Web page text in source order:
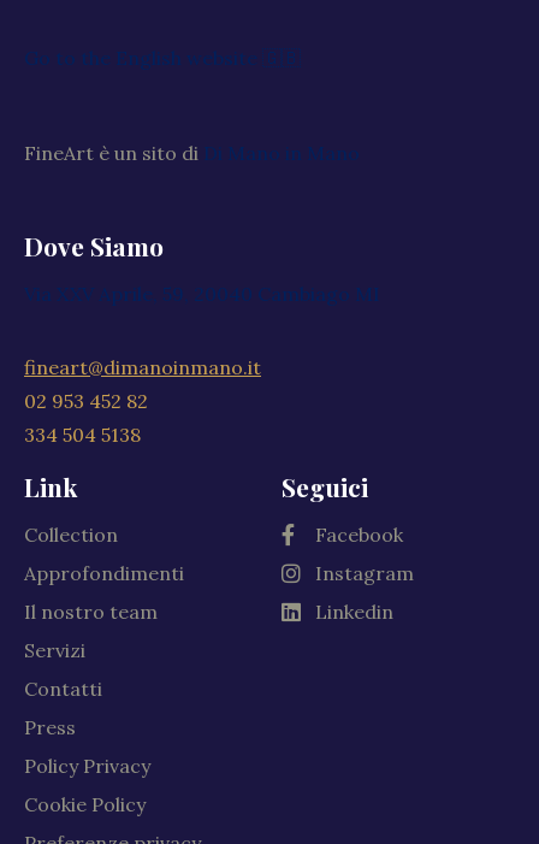
Go to the English website 🇬🇧
FineArt è un sito di Di Mano in Mano
Dove Siamo
Via XXV Aprile, 59, 20040 Cambiago MI
fineart@dimanoinmano.it
02 953 452 82
334 504 5138
Link
Collection
Approfondimenti
Il nostro team
Servizi
Contatti
Press
Policy Privacy
Cookie Policy
Seguici
Facebook
Instagram
Linkedin